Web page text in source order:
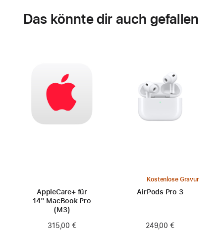
Das könnte dir auch gefallen
AppleCare+ für
14" MacBook Pro
(M3)
315,00 €
Kostenlose Gravur
AirPods Pro 3
249,00 €